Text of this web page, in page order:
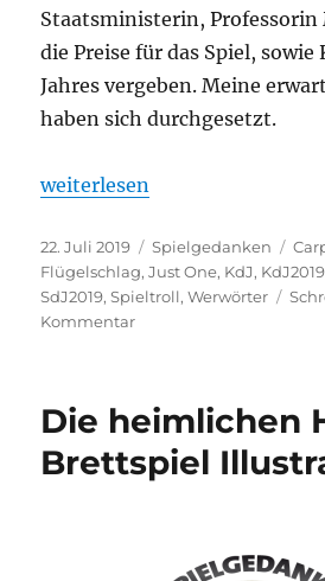
Staatsministerin,
die Preise für das Spiel, sowie
Jahres vergeben. Meine
haben sich durchgesetzt.
„Kennerspiel und Spiel des
weiterlesen
Veröffentlicht
am
22. Juli 2019 Kategorien
Spielgedanken
Flügelschlag,Just One, KdJ, KdJ2019
SdJ2019,Spieltroll,Werwörter
Kommentarzu
des
Jahres
2019
Die heimlichen
Brettspiel